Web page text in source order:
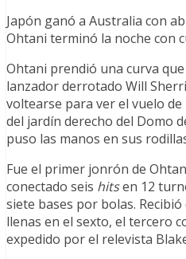
Japón ganó a Australia con
Ohtani terminó la noche con
Ohtani prendió una curva
lanzador derrotado Will
voltearse para ver el vuelo
del jardín derecho del Domo
puso las manos en sus
Fue el primer jonrón de
conectado seis hitsen 12
siete bases por bolas.
llenas en el sexto, el tercero
expedido por el relevista